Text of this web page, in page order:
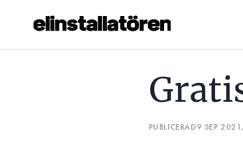
Hantera prenumeration
PUBLICERAD9 SEP
GRATIS VÄGLEDNING SVANTE VAR